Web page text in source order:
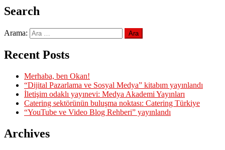
Search
Arama:
Recent Posts
Merhaba, ben Okan!
“Dijital Pazarlama ve Sosyal Medya” kitabım yayınlandı
İletişim odaklı yayınevi: Medya Akademi Yayınları
Catering sektörünün buluşma noktası: Catering Türkiye
“YouTube ve Video Blog Rehberi” yayınlandı
Archives